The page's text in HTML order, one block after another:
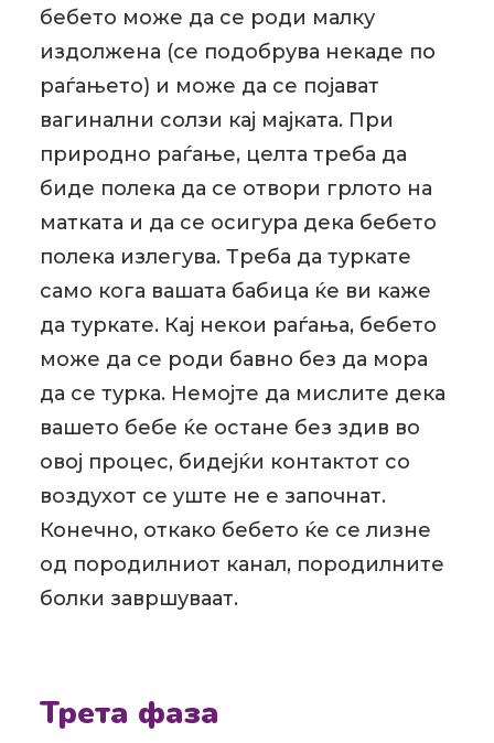
бебето може да се роди малку
издолжена (се подобрува некаде по
раѓањето) и може да се појават
вагинални солзи кај мајката. При
природно раѓање, целта треба да
биде полека да се отвори грлото на
матката и да се осигура дека бебето
полека излегува. Треба да туркате
само кога вашата бабица ќе ви каже
да туркате. Кај некои раѓања, бебето
може да се роди бавно без да мора
да се турка. Немојте да мислите дека
вашето бебе ќе остане без здив во
овој процес, бидејќи контактот со
воздухот се уште не е започнат.
Конечно, откако бебето ќе се лизне
од породилниот канал, породилните
болки завршуваат.
Трета фаза